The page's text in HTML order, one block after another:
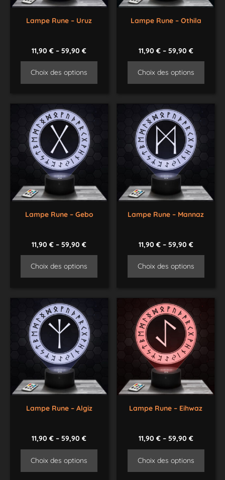
Lampe Rune – Uruz
11,90€ –59,90€
Choix des options
Lampe Rune – Othila
11,90 €– 59,90 €
Choix des options
Lampe Rune – Gebo
11,90€ –59,90€
Choix des options
Lampe Rune – Mannaz
11,90 €– 59,90 €
Choix des options
Lampe Rune – Algiz
11,90€ –59,90€
Choix des options
Lampe Rune – Eihwaz
11,90 €– 59,90 €
Choix des options